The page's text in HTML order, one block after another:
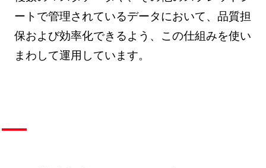
ートで管理されているデータにおいて、品質担
保および効率化できるよう、この仕組みを使い
まわして運用しています。